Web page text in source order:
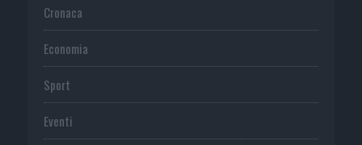
Cronaca
Economia
Sport
Eventi